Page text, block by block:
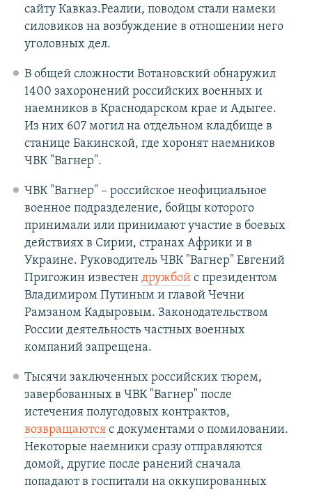
сайту Кавказ.Реалии, поводом стали намеки
силовиков на возбуждение в отношении него
уголовных дел.
В общей сложности Вотановский обнаружил
1400 захоронений российских военных и
наемников в Краснодарском крае и Адыгее.
Из них 607 могил на отдельном кладбище в
станице Бакинской, где хоронят наемников
ЧВК "Вагнер".
ЧВК "Вагнер" – российское неофициальное
военное подразделение, бойцы которого
принимали или принимают участие в боевых
действиях в Сирии, странах Африки и в
Украине. Руководитель ЧВК "Вагнер" Евгений
Пригожин известен дружбойс президентом
Владимиром Путиным и главой Чечни
Рамзаном Кадыровым. Законодательством
России деятельность частных военных
компаний запрещена.
Тысячи заключенных российских тюрем,
завербованных в ЧВК "Вагнер" после
истечения полугодовых контрактов,
возвращаютсяс документами о помиловании.
Некоторые наемники сразу отправляются
домой, другие после ранений сначала
попадают в госпитали на оккупированных